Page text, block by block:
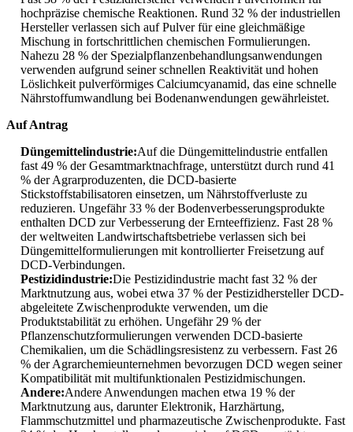
hochpräzise chemische Reaktionen. Rund 32 % der industriellen
Hersteller verlassen sich auf Pulver für eine gleichmäßige
Mischung in fortschrittlichen chemischen Formulierungen.
Nahezu 28 % der Spezialpflanzenbehandlungsanwendungen
verwenden aufgrund seiner schnellen Reaktivität und hohen
Löslichkeit pulverförmiges Calciumcyanamid, das eine schnelle
Nährstoffumwandlung bei Bodenanwendungen gewährleistet.
Auf Antrag
Düngemittelindustrie:Auf die Düngemittelindustrie entfallen
fast 49 % der Gesamtmarktnachfrage, unterstützt durch rund 41
% der Agrarproduzenten, die DCD-basierte
Stickstoffstabilisatoren einsetzen, um Nährstoffverluste zu
reduzieren. Ungefähr 33 % der Bodenverbesserungsprodukte
enthalten DCD zur Verbesserung der Ernteeffizienz. Fast 28 %
der weltweiten Landwirtschaftsbetriebe verlassen sich bei
Düngemittelformulierungen mit kontrollierter Freisetzung auf
DCD-Verbindungen.
Pestizidindustrie:Die Pestizidindustrie macht fast 32 % der
Marktnutzung aus, wobei etwa 37 % der Pestizidhersteller DCD-
abgeleitete Zwischenprodukte verwenden, um die
Produktstabilität zu erhöhen. Ungefähr 29 % der
Pflanzenschutzformulierungen verwenden DCD-basierte
Chemikalien, um die Schädlingsresistenz zu verbessern. Fast 26
% der Agrarchemieunternehmen bevorzugen DCD wegen seiner
Kompatibilität mit multifunktionalen Pestizidmischungen.
Andere:Andere Anwendungen machen etwa 19 % der
Marktnutzung aus, darunter Elektronik, Harzhärtung,
Flammschutzmittel und pharmazeutische Zwischenprodukte. Fast